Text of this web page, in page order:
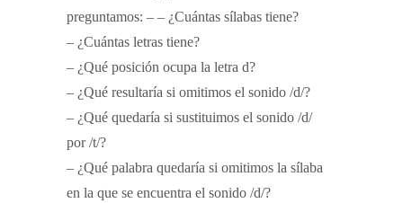
preguntamos: – – ¿Cuántas sílabas tiene?
– ¿Cuántas letras tiene?
– ¿Qué posición ocupa la letra d?
– ¿Qué resultaría si omitimos el sonido /d/?
– ¿Qué quedaría si sustituimos el sonido /d/
por /t/?
– ¿Qué palabra quedaría si omitimos la sílaba
en la que se encuentra el sonido /d/?